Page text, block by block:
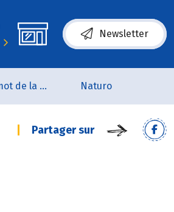
Newsletter
Le petit mot de la naturo Naturo
Partager sur